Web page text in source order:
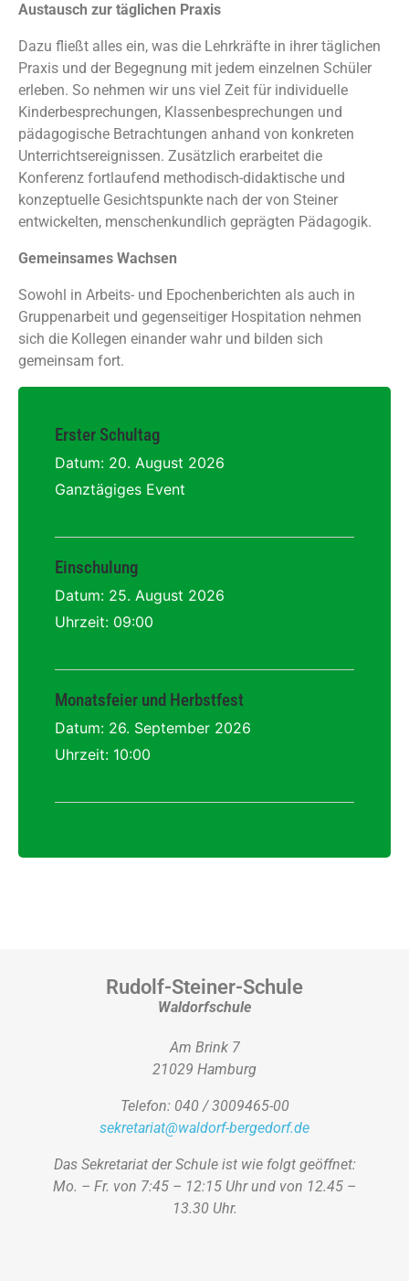
Austausch zur täglichen Praxis
Dazu fließt alles ein, was die Lehrkräfte in ihrer täglichen
Praxis und der Begegnung mit jedem einzelnen Schüler
erleben. So nehmen wir uns viel Zeit für individuelle
Kinderbesprechungen, Klassenbesprechungen und
pädagogische Betrachtungen anhand von konkreten
Unterrichtsereignissen. Zusätzlich erarbeitet die
Konferenz fortlaufend methodisch-didaktische und
konzeptuelle Gesichtspunkte nach der von Steiner
entwickelten, menschenkundlich geprägten Pädagogik.
Gemeinsames Wachsen
Sowohl in Arbeits- und Epochenberichten als auch in
Gruppenarbeit und gegenseitiger Hospitation nehmen
sich die Kollegen einander wahr und bilden sich
gemeinsam fort.
Erster Schultag
Datum: 20. August 2026
Ganztägiges Event
Einschulung
Datum: 25. August 2026
Uhrzeit: 09:00
Monatsfeier und Herbstfest
Datum: 26. September 2026
Uhrzeit: 10:00
Rudolf-Steiner-Schule
Waldorfschule
Am Brink 7
21029 Hamburg
Telefon: 040 / 3009465-00
sekretariat@waldorf-bergedorf.de
Das Sekretariat der Schule ist wie folgt geöffnet:
Mo. – Fr. von 7:45 – 12:15 Uhr und von 12.45 –
13.30 Uhr.